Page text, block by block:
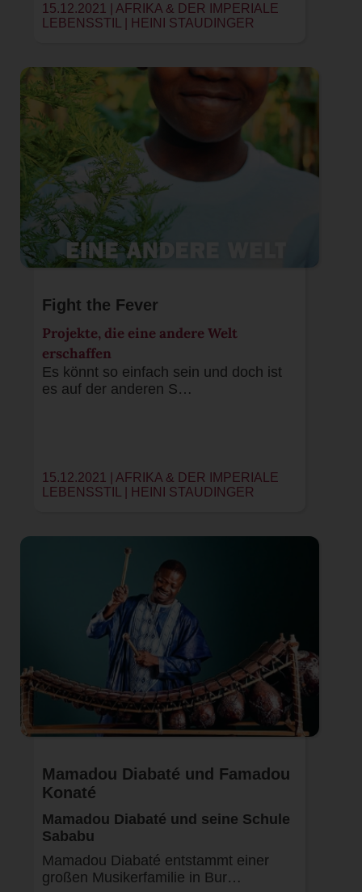
15.12.2021 | AFRIKA & DER IMPERIALE
LEBENSSTIL |
HEINI STAUDINGER
Fight the Fever
Projekte, die eine andere Welt
erschaffen
Es könnt so einfach sein und doch ist
es auf der anderen S…
15.12.2021 | AFRIKA & DER IMPERIALE
LEBENSSTIL |
HEINI STAUDINGER
Mamadou Diabaté und Famadou
Konaté
Mamadou Diabaté und seine Schule
Sababu
Mamadou Diabaté entstammt einer
großen Musikerfamilie in Bur…